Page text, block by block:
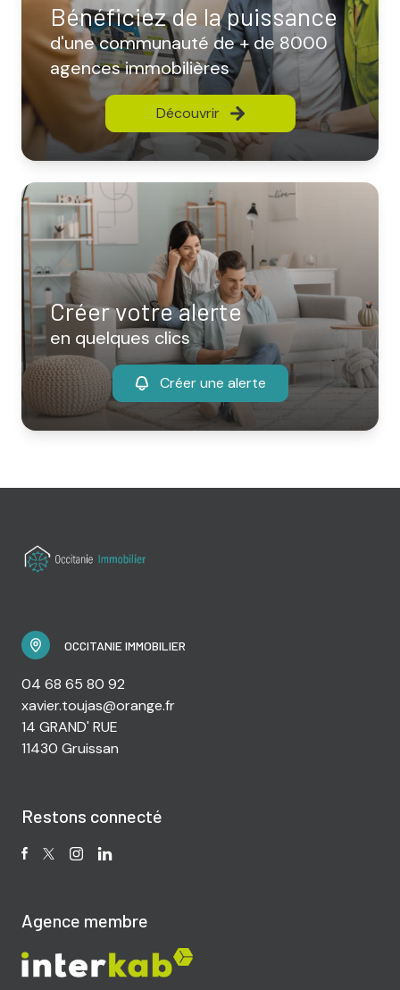
Bénéficiez de la puissance
d'une communauté de + de 8000
agences immobilières
Découvrir
Créer votre alerte
en quelques clics
Créer une alerte
OCCITANIE IMMOBILIER
04 68 65 80 92
xavier.toujas@orange.fr
14 GRAND' RUE
11430 Gruissan
Restons connecté
Agence membre